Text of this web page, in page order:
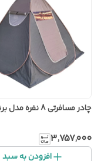
چادر مسافرتی 8 نفره مدل برنو
۳٬۷۵۷٬۰۰۰
افزودن به سبد